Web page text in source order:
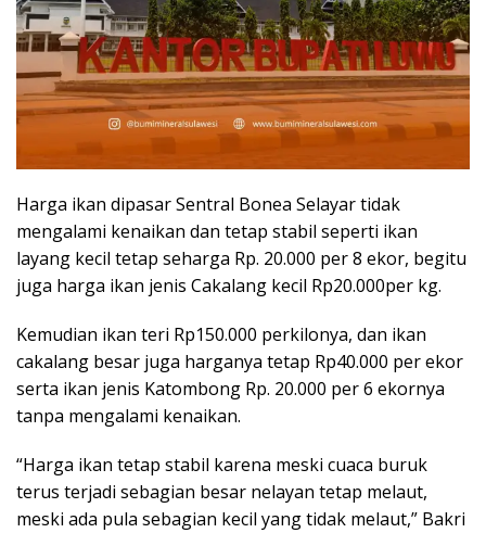
Harga ikan dipasar Sentral Bonea Selayar tidak
mengalami kenaikan dan tetap stabil seperti ikan
layang kecil tetap seharga Rp. 20.000 per 8 ekor, begitu
juga harga ikan jenis Cakalang kecil Rp20.000per kg.
Kemudian ikan teri Rp150.000 perkilonya, dan ikan
cakalang besar juga harganya tetap Rp40.000 per ekor
serta ikan jenis Katombong Rp. 20.000 per 6 ekornya
tanpa mengalami kenaikan.
“Harga ikan tetap stabil karena meski cuaca buruk
terus terjadi sebagian besar nelayan tetap melaut,
meski ada pula sebagian kecil yang tidak melaut,” Bakri